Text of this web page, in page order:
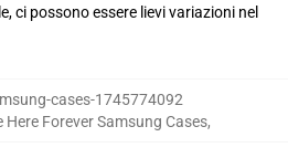
ci possono essere lievi variazioni nel
cases-1745774092
Here Forever Samsung Cases,